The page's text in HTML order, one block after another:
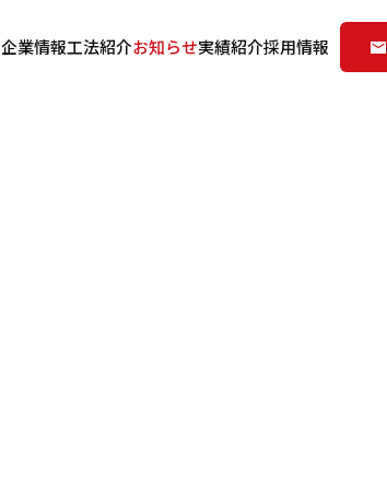
企業情報工法紹介お知らせ実績紹介採用情報